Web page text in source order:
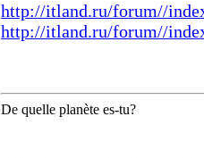
http://itland.ru/forum//
http://itland.ru/forum//
De quelle planète es-tu?